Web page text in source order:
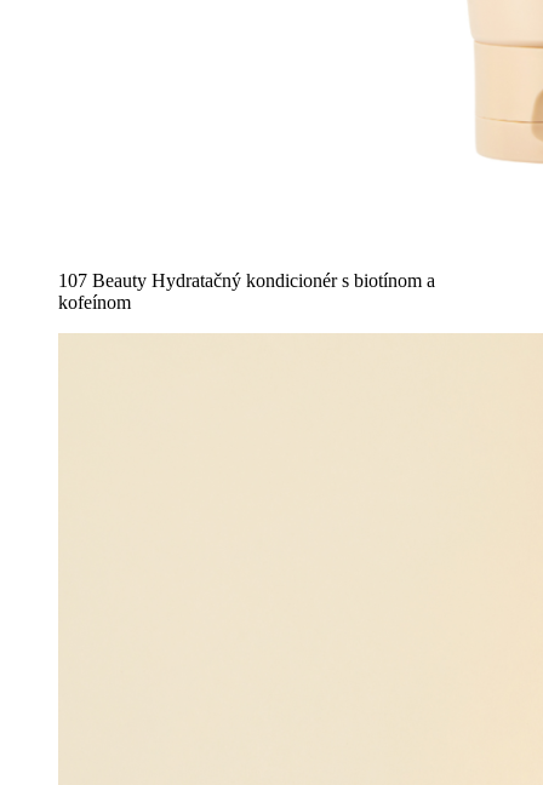
107 Beauty Hydratačný kondicionér s biotínom a
kofeínom